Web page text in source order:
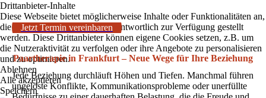
Jetzt Termin vereinbaren
Paartherapie in Frankfurt – Neue Wege für Ihre Beziehung
Jede Beziehung durchläuft Höhen und Tiefen. Manchmal führen
ungelöste Konflikte, Kommunikationsprobleme oder unerfüllte
Drittanbieter-Inhalte
Diese Webseite bietet möglicherweise Inhalte oder Funktionalitäten an,
die von Drittanbietern eigenverantwortlich zur Verfügung gestellt
werden. Diese Drittanbieter können eigene Cookies setzen, z.B. um
die Nutzeraktivität zu verfolgen oder ihre Angebote zu personalisieren
und zu optimieren.
Ablehnen
Alle akzeptieren
Speichern